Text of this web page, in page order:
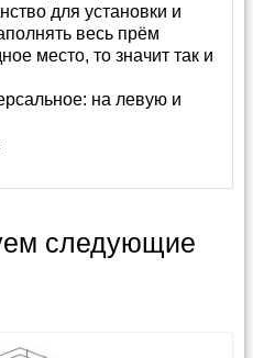
для установки и
весь прём
место, то значит так и
на левую и
следующие